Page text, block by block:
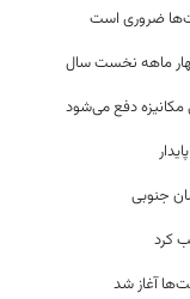
ضروری است
مکانیزه دفع می‌شود
جنوبی
کرد